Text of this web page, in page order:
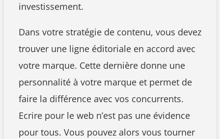
investissement.
Dans votre stratégie de contenu, vous devez
trouver une ligne éditoriale en accord avec
votre marque. Cette dernière donne une
personnalité à votre marque et permet de
faire la différence avec vos concurrents.
Ecrire pour le web n’est pas une évidence
pour tous. Vous pouvez alors vous tourner